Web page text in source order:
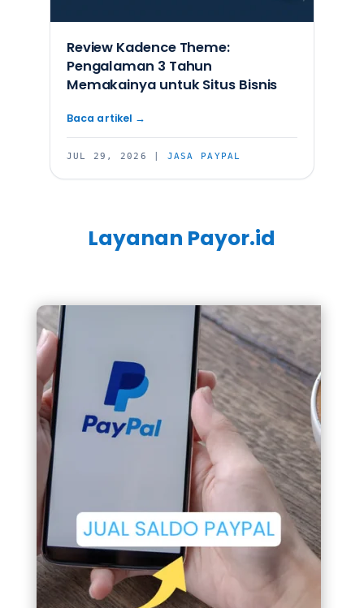
Review Kadence Theme:
Pengalaman 3 Tahun
Memakainya untuk Situs Bisnis
JUL 29, 2026 JASA PAYPAL
Layanan Payor.id